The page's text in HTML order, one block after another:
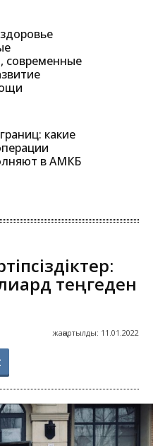
современные
какие
в АМКБ